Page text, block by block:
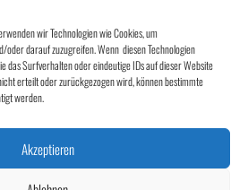
wir Technologien wie Cookies, um
oder darauf zuzugreifen. Wenn diesen Technologien
das Surfverhalten oder eindeutige IDs auf dieser Website
erteilt oder zurückgezogen wird, können bestimmte
werden.
Akzeptieren